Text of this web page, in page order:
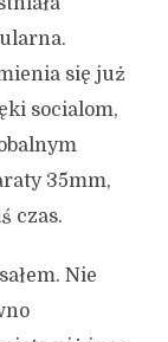
się już
socialom,
35mm,
czas.
Nie